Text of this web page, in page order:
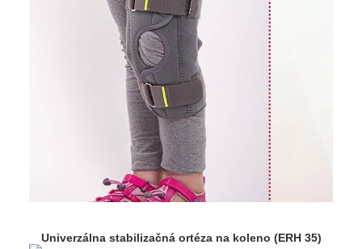
Univerzálna stabilizačná ortéza na koleno (ERH 35)